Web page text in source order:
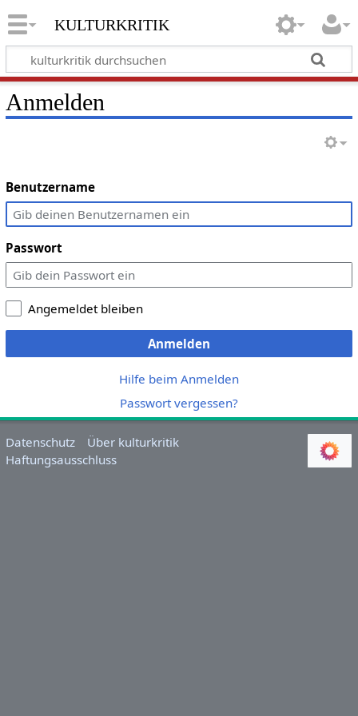
kulturkritik
Anmelden
Benutzername
Passwort
Angemeldet bleiben
Anmelden
Hilfe beim Anmelden
Passwort vergessen?
Datenschutz
Über kulturkritik
Haftungsausschluss